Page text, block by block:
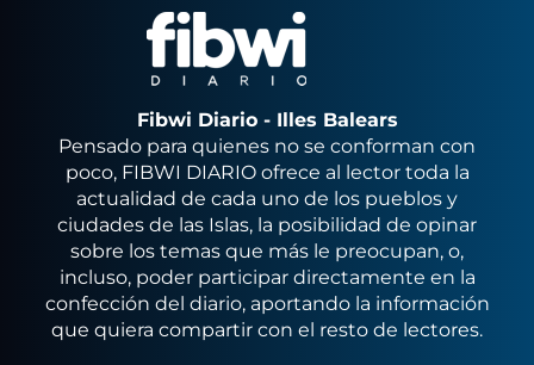
Fibwi Diario - Illes Balears
Pensado para quienes no se conforman con
poco, FIBWI DIARIO ofrece al lector toda la
actualidad de cada uno de los pueblos y
ciudades de las Islas, la posibilidad de opinar
sobre los temas que más le preocupan, o,
incluso, poder participar directamente en la
confección del diario, aportando la información
que quiera compartir con el resto de lectores.